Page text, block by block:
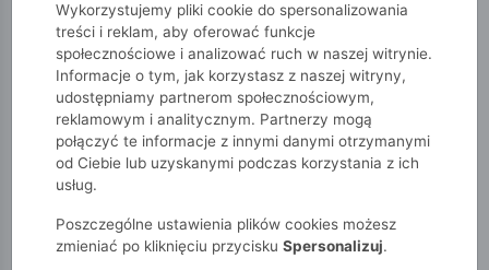
Monnari Dodatki
Portfele
Portfel damski z motywem zwierzęcym
Wykorzystujemy pliki cookie do spersonalizowania
treści i reklam, aby oferować funkcje
społecznościowe i analizować ruch w naszej witrynie.
Informacje o tym, jak korzystasz z naszej witryny,
udostępniamy partnerom społecznościowym,
reklamowym i analitycznym. Partnerzy mogą
połączyć te informacje z innymi danymi otrzymanymi
od Ciebie lub uzyskanymi podczas korzystania z ich
usług.
Poszczególne ustawienia plików cookies możesz
zmieniać po kliknięciu przycisku Spersonalizuj.